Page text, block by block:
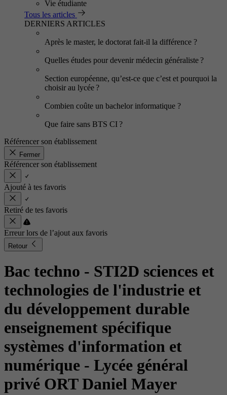
Vie étudiante
Tous les articles
DERNIERS ARTICLES
Après le master, le doctorat fait-il la différence ?
Quelles études pour devenir médecin généraliste ?
Section européenne, qu’est-ce que c’est et pourquoi la
choisir au lycée ?
Combien coûte un bachelor informatique ?
Que faire sans BTS CI ?
Référencer son établissement
Fermer
Référencer son établissement
Ajouté à tes favoris
Retiré de tes favoris
Erreur lors de l’ajout aux favoris
Retour
Bac techno - STI2D sciences et
technologies de l'industrie et
du développement durable
enseignement spécifique
systèmes d'information et
numérique - Lycée général
privé ORT Daniel Mayer